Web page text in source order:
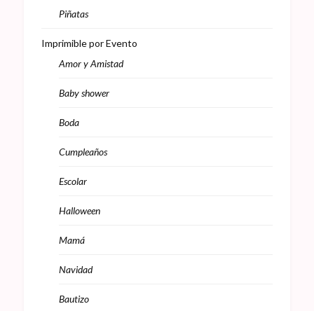
Piñatas
Imprimible por Evento
Amor y Amistad
Baby shower
Boda
Cumpleaños
Escolar
Halloween
Mamá
Navidad
Bautizo